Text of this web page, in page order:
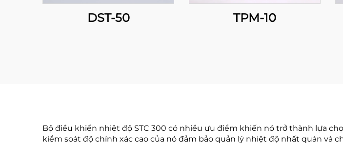
DST-50 TPM-10
Bộ điều khiển nhiệt độ STC 300 có nhiều ưu điểm khiến nó trở thành lựa
kiểm soát độ chính xác cao của nó đảm bảo quản lý nhiệt độ nhất quán và